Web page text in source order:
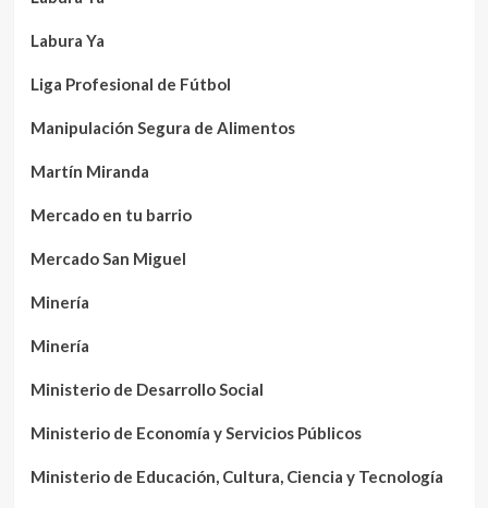
Labura Ya
Liga Profesional de Fútbol
Manipulación Segura de Alimentos
Martín Miranda
Mercado en tu barrio
Mercado San Miguel
Minería
Minería
Ministerio de Desarrollo Social
Ministerio de Economía y Servicios Públicos
Ministerio de Educación, Cultura, Ciencia y Tecnología